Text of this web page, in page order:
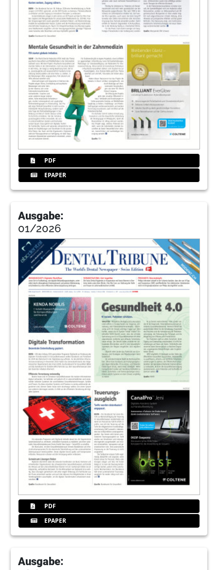
PDF
EPAPER
Ausgabe:
01/2026
PDF
EPAPER
Ausgabe: